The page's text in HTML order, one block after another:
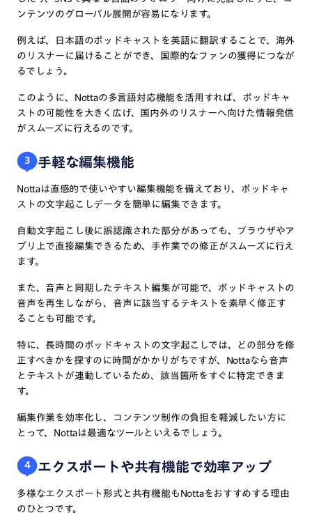
ンテンツのグローバル展開が容易になります。
例えば、日本語のポッドキャストを英語に翻訳することで、海外
のリスナーに届けることができ、国際的なファンの獲得につなが
るでしょう。
このように、Nottaの多言語対応機能を活用すれば、ポッドキャ
ストの可能性を大きく広げ、国内外のリスナーへ向けた情報発信
がスムーズに行えるのです。
3 手軽な編集機能
Nottaは直感的で使いやすい編集機能を備えており、ポッドキャ
ストの文字起こしデータを簡単に編集できます。
自動文字起こし後に誤認識された部分があっても、ブラウザやア
プリ上で直接編集できるため、手作業での修正がスムーズに行え
ます。
また、音声と同期したテキスト編集が可能で、ポッドキャストの
音声を再生しながら、音声に該当するテキストを素早く修正す
ることも可能です。
特に、長時間のポッドキャストの文字起こしでは、どの部分を修
正すべきかを探すのに時間がかかりがちですが、Nottaなら音声
とテキストが連動しているため、該当箇所をすぐに特定できま
す。
編集作業を効率化し、コンテンツ制作の負担を軽減したい方に
とって、Nottaは最適なツールといえるでしょう。
4 エクスポートや共有機能で効率アップ
多様なエクスポート形式と共有機能もNottaをおすすめする理由
のひとつです。